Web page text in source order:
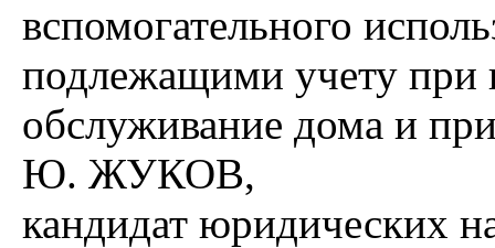
вспомогательного
подлежащими учету при
обслуживание дома и
Ю. ЖУКОВ,
кандидат юридических